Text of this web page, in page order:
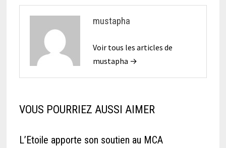
mustapha
Voir tous les articles de
mustapha →
VOUS POURRIEZ AUSSI AIMER
L’Etoile apporte son soutien au MCA